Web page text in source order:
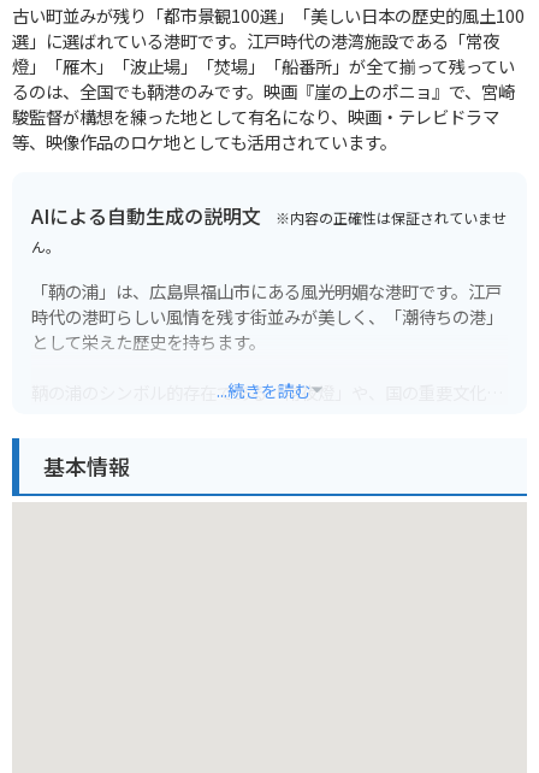
古い町並みが残り「都市景観100選」「美しい日本の歴史的風土100
選」に選ばれている港町です。江戸時代の港湾施設である「常夜
燈」「雁木」「波止場」「焚場」「船番所」が全て揃って残ってい
るのは、全国でも鞆港のみです。映画『崖の上のポニョ』で、宮崎
駿監督が構想を練った地として有名になり、映画・テレビドラマ
等、映像作品のロケ地としても活用されています。
AIによる自動生成の説明文 ※内容の正確性は保証されていませ
ん。
「鞆の浦」は、広島県福山市にある風光明媚な港町です。江戸
時代の港町らしい風情を残す街並みが美しく、「潮待ちの港」
として栄えた歴史を持ちます。
鞆の浦のシンボル的存在である「常夜燈」や、国の重要文化財
ノスタルジックな風景を楽しむことができます。
...続きを読む
基本情報